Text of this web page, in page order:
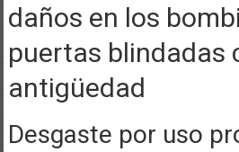
daños en los
puertas blindadas
antigüedad
Desgaste por uso